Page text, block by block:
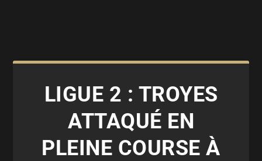
LIGUE 2 : TROYES
ATTAQUÉ EN
PLEINE COURSE À